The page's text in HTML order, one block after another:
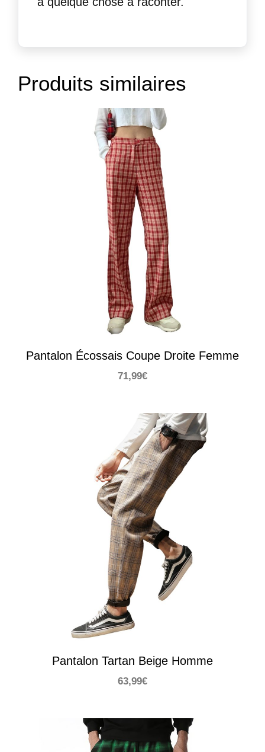
Produits similaires
Pantalon Écossais Coupe Droite Femme
71,99€
Pantalon Tartan Beige Homme
63,99€